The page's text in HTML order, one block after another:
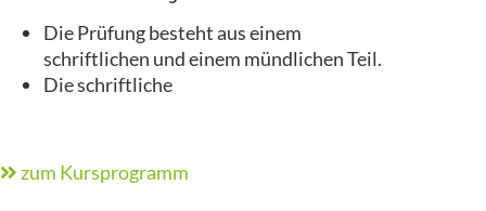
Die Prüfung besteht aus einem
schriftlichen und einem mündlichen Teil.
Die schriftliche
zum Kursprogramm